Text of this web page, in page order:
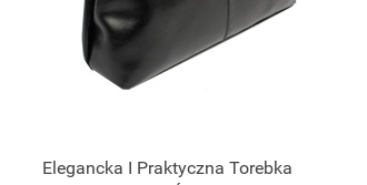
Elegancka I Praktyczna Torebka